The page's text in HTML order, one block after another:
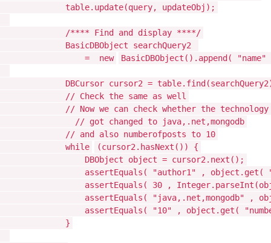
table.update(query, updateObj);
/**** Find and display ****/
BasicDBObject searchQuery2
=
new BasicDBObject().append( "name"
DBCursor cursor2 =
// Check the same as well
// Now we can check whether the technology
// got changed to java,.net,mongodb
// and also numberofposts to 10
while
(cursor2.hasNext()) {
DBObject object = cursor2.next();
assertEquals(
"author1" , object.get(
assertEquals(
30
,
assertEquals(
"java,.net,mongodb"
,
assertEquals(
"10" , object.get(
}